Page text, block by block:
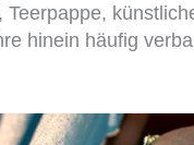
, Teerpappe,
hinein häufig